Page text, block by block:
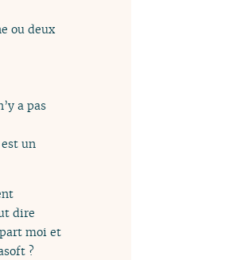
ou deux
a pas
un
dire
moi et
?